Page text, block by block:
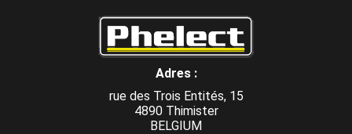
Adres :
rue des Trois Entités, 15
4890 Thimister
BELGIUM